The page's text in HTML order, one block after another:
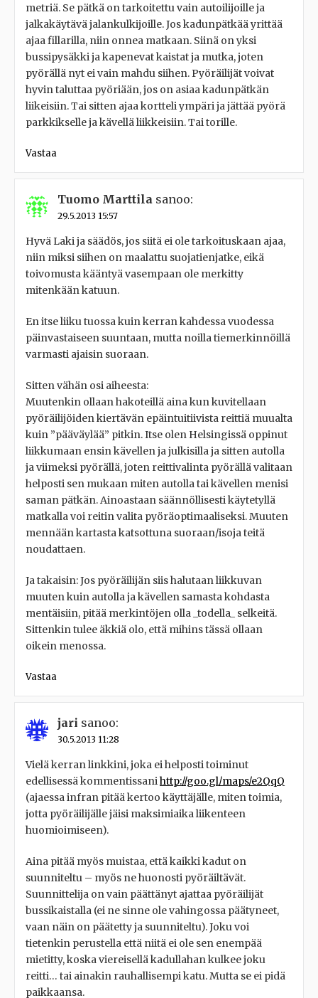
metriä. Se pätkä on tarkoitettu vain autoilijoille ja
jalkakäytävä jalankulkijoille. Jos kadunpätkää yrittää
ajaa fillarilla, niin onnea matkaan. Siinä on yksi
bussipysäkki ja kapenevat kaistat ja mutka, joten
pyörällä nyt ei vain mahdu siihen. Pyöräilijät voivat
hyvin taluttaa pyöriään, jos on asiaa kadunpätkän
liikeisiin. Tai sitten ajaa kortteli ympäri ja jättää pyörä
parkkikselle ja kävellä liikkeisiin. Tai torille.
Vastaa
Tuomo Marttila sanoo:
29.5.2013 15:57
Hyvä Laki ja säädös, jos siitä ei ole tarkoituskaan ajaa,
niin miksi siihen on maalattu suojatienjatke, eikä
toivomusta kääntyä vasempaan ole merkitty
mitenkään katuun.
En itse liiku tuossa kuin kerran kahdessa vuodessa
päinvastaiseen suuntaan, mutta noilla tiemerkinnöillä
varmasti ajaisin suoraan.
Sitten vähän osi aiheesta:
Muutenkin ollaan hakoteillä aina kun kuvitellaan
pyöräilijöiden kiertävän epäintuitiivista reittiä muualta
kuin ”pääväylää” pitkin. Itse olen Helsingissä oppinut
liikkumaan ensin kävellen ja julkisilla ja sitten autolla
ja viimeksi pyörällä, joten reittivalinta pyörällä valitaan
helposti sen mukaan miten autolla tai kävellen menisi
saman pätkän. Ainoastaan säännöllisesti käytetyllä
matkalla voi reitin valita pyöräoptimaaliseksi. Muuten
mennään kartasta katsottuna suoraan/isoja teitä
noudattaen.
Ja takaisin: Jos pyöräilijän siis halutaan liikkuvan
muuten kuin autolla ja kävellen samasta kohdasta
mentäisiin, pitää merkintöjen olla _todella_ selkeitä.
Sittenkin tulee äkkiä olo, että mihins tässä ollaan
oikein menossa.
Vastaa
jari sanoo:
30.5.2013 11:28
Vielä kerran linkkini, joka ei helposti toiminut
edellisessä kommentissanihttp://goo.gl/maps/e2QqQ
(ajaessa infran pitää kertoo käyttäjälle, miten toimia,
jotta pyöräilijälle jäisi maksimiaika liikenteen
huomioimiseen).
Aina pitää myös muistaa, että kaikki kadut on
suunniteltu – myös ne huonosti pyöräiltävät.
Suunnittelija on vain päättänyt ajattaa pyöräilijät
bussikaistalla (ei ne sinne ole vahingossa päätyneet,
vaan näin on päätetty ja suunniteltu). Joku voi
tietenkin perustella että niitä ei ole sen enempää
mietitty, koska viereisellä kadullahan kulkee joku
reitti… tai ainakin rauhallisempi katu. Mutta se ei pidä
paikkaansa.